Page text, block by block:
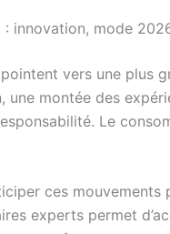
: innovation, mode
pointent vers une plus
une montée des
Le
ces mouvements
experts permet